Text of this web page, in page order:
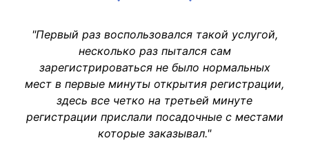
"Первый раз воспользовался такой услугой,
несколько раз пытался сам
зарегистрироваться не было нормальных
мест в первые минуты открытия регистрации,
здесь все четко на третьей минуте
регистрации прислали посадочные с местами
которые заказывал."